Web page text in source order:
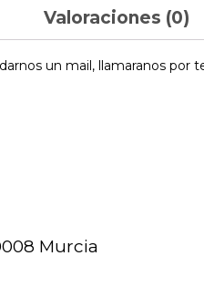
Valoraciones (0)
un mail, llamaranos
Murcia